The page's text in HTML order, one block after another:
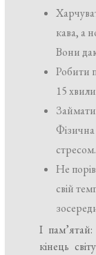
кава, а
Вони
Робити
15
Фізична
стресом.
Не
свій
І
кінець